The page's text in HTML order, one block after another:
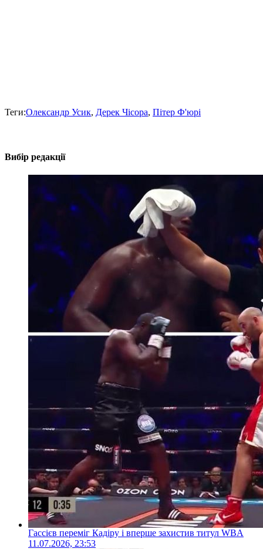
Теги:Олександр Усик, Дерек Чісора, Пітер Ф'юрі
Вибір редакції
Гассієв переміг Кадіру і вперше захистив титул WBA
11.07.2026, 23:53